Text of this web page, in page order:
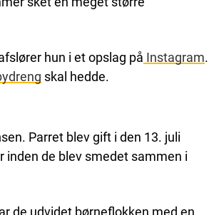
hun i et opslag på Instagram.
skal hedde.
Parret blev gift i den 13. juli
de blev smedet sammen i